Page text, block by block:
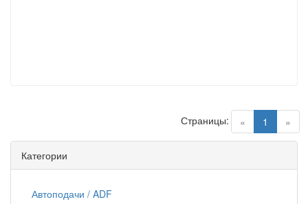
« 1 (current)
»
Страницы:
Категории
Автоподачи / ADF